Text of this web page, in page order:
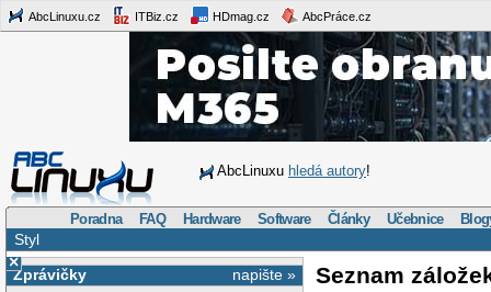
AbcLinuxu.cz ITBiz.cz HDmag.cz AbcPráce.cz
AbcLinuxu hledá autory!
Poradna FAQ Hardware Software Články Učebnice
Styl
×
napište »
Zprávičky
Seznam